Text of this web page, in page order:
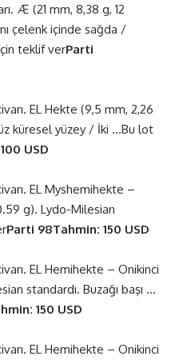
Æ (21 mm, 8,38 g, 12
çelenk içinde sağda /
teklif verParti
EL Hekte (9,5 mm, 2,26
küresel yüzey / İki …Bu lot
USD
EL Myshemihekte –
g). Lydo-Milesian
Parti 98Tahmin: 150 USD
EL Hemihekte – Onikinci
standardı. Buzağı başı …
150 USD
EL Hemihekte – Onikinci